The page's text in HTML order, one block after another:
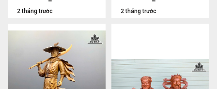
2 tháng trước 2 tháng trước